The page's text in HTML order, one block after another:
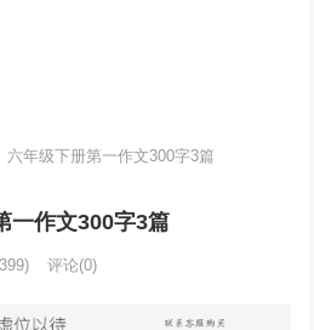
六年级下册第一作文300字3篇
一作文300字3篇
评论(0)